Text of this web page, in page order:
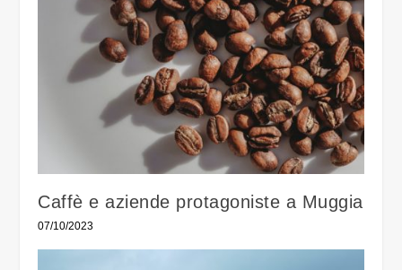
Caffè e aziende protagoniste a Muggia
07/10/2023